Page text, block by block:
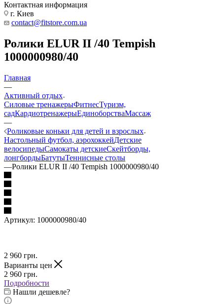
Контактная информация
г. Киев
contact@fitstore.com.ua
Ролики ELUR II /40 Tempish
1000000980/40
Главная
—
Активный отдых
Силовые тренажерыФитнесТуризм,
садКардиотренажерыЕдиноборстваМассаж
—
Роликовые коньки для детей и взрослых
Настольный футбол, аэрохоккейДетские
велосипедыСамокаты детскиеСкейтборды,
лонгбордыБатутыТеннисные столы
—Ролики ELUR II /40 Tempish 1000000980/40
Артикул: 1000000980/40
2 960 грн.
Варианты цен
2 960 грн.
Подробности
Нашли дешевле?